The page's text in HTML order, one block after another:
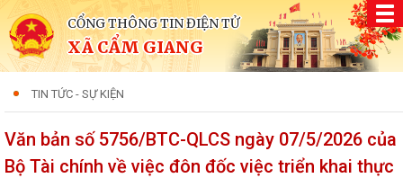
CỔNG THÔNG TIN ĐIỆN TỬ
XÃ CẨM GIANG
TIN TỨC - SỰ KIỆN
Văn bản số 5756/BTC-QLCS ngày 07/5/2026 của
Bộ Tài chính về việc đôn đốc việc triển khai thực